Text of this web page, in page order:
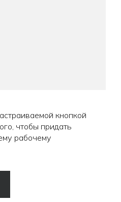
кнопкой
чтобы придать
рабочему